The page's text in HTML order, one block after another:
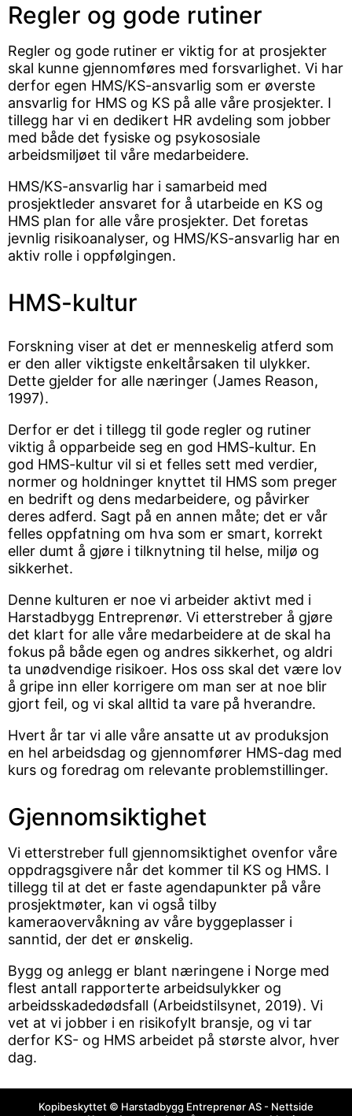
Regler og gode rutiner
Regler og gode rutiner er viktig for at prosjekter
skal kunne gjennomføres med forsvarlighet. Vi har
derfor egen HMS/KS-ansvarlig som er øverste
ansvarlig for HMS og KS på alle våre prosjekter. I
tillegg har vi en dedikert HR avdeling som jobber
med både det fysiske og psykososiale
arbeidsmiljøet til våre medarbeidere.
HMS/KS-ansvarlig har i samarbeid med
prosjektleder ansvaret for å utarbeide en KS og
HMS plan for alle våre prosjekter. Det foretas
jevnlig risikoanalyser, og HMS/KS-ansvarlig har en
aktiv rolle i oppfølgingen.
HMS-kultur
Forskning viser at det er menneskelig atferd som
er den aller viktigste enkeltårsaken til ulykker.
Dette gjelder for alle næringer (James Reason,
1997).
Derfor er det i tillegg til gode regler og rutiner
viktig å opparbeide seg en god HMS-kultur. En
god HMS-kultur vil si et felles sett med verdier,
normer og holdninger knyttet til HMS som preger
en bedrift og dens medarbeidere, og påvirker
deres adferd. Sagt på en annen måte; det er vår
felles oppfatning om hva som er smart, korrekt
eller dumt å gjøre i tilknytning til helse, miljø og
sikkerhet.
Denne kulturen er noe vi arbeider aktivt med i
Harstadbygg Entreprenør. Vi etterstreber å gjøre
det klart for alle våre medarbeidere at de skal ha
fokus på både egen og andres sikkerhet, og aldri
ta unødvendige risikoer. Hos oss skal det være lov
å gripe inn eller korrigere om man ser at noe blir
gjort feil, og vi skal alltid ta vare på hverandre.
Hvert år tar vi alle våre ansatte ut av produksjon
en hel arbeidsdag og gjennomfører HMS-dag med
kurs og foredrag om relevante problemstillinger.
Gjennomsiktighet
Vi etterstreber full gjennomsiktighet ovenfor våre
oppdragsgivere når det kommer til KS og HMS. I
tillegg til at det er faste agendapunkter på våre
prosjektmøter, kan vi også tilby
kameraovervåkning av våre byggeplasser i
sanntid, der det er ønskelig.
Bygg og anlegg er blant næringene i Norge med
flest antall rapporterte arbeidsulykker og
arbeidsskadedødsfall (Arbeidstilsynet, 2019). Vi
vet at vi jobber i en risikofylt bransje, og vi tar
derfor KS- og HMS arbeidet på største alvor, hver
dag.
Kopibeskyttet © Harstadbygg Entreprenør AS - Nettside